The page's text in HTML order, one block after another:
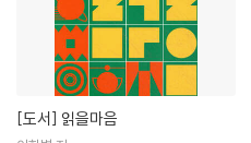
[도서] 읽을마음